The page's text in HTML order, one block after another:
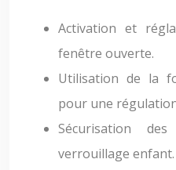
Activation et
fenêtre ouverte.
Utilisation de la
pour une
Sécurisation
verrouillage enfant.